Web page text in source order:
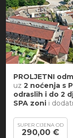
PROLJETNI
uz 2 noćenja s
odraslih i do 2
SPA zoni i
SUPER CIJENA OD
290,00 €